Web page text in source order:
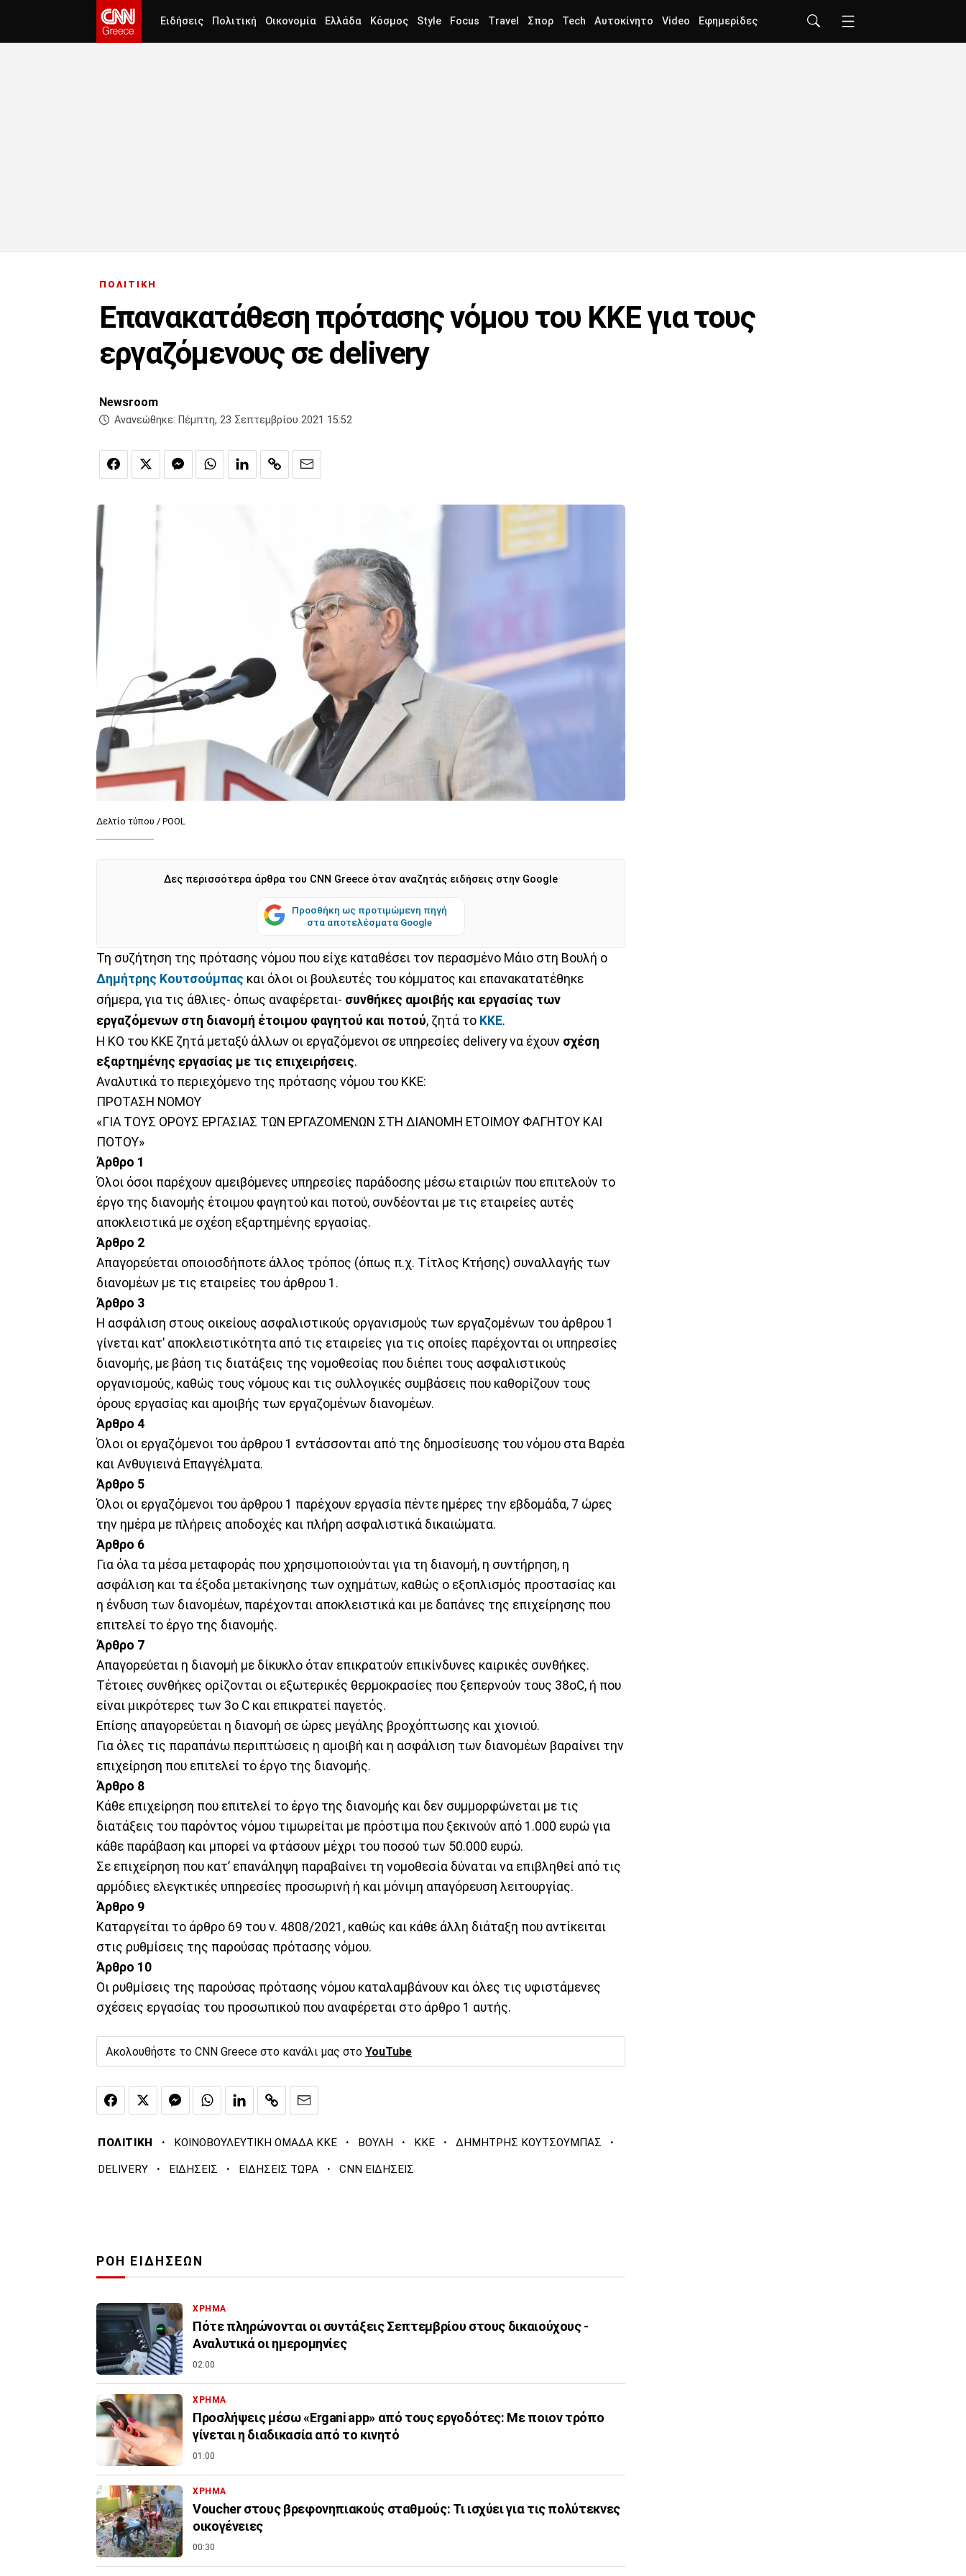
Ειδήσεις Πολιτική Οικονομία Ελλάδα Κόσμος Style Focus Travel Σπορ Tech Αυτοκίνητο Video Εφημερίδες
ΠΟΛΙΤΙΚΗ
Επανακατάθεση πρότασης νόμου του ΚΚΕ για τους
εργαζόμενους σε delivery
Newsroom
Ανανεώθηκε: Πέμπτη, 23 Σεπτεμβρίου 2021 15:52
Δελτίο τύπου / POOL
Δες περισσότερα άρθρα του CNN Greece όταν αναζητάς ειδήσεις στην Google
Προσθήκη ως προτιμώμενη πηγή
στα αποτελέσματα Google
Τη συζήτηση της πρότασης νόμου που είχε καταθέσει τον περασμένο Μάιο στη Βουλή ο
Δημήτρης Κουτσούμπας και όλοι οι βουλευτές του κόμματος και επανακατατέθηκε
σήμερα, για τις άθλιες- όπως αναφέρεται- συνθήκες αμοιβής και εργασίας των
εργαζόμενων στη διανομή έτοιμου φαγητού και ποτού, ζητά το ΚΚΕ.
Η ΚΟ του ΚΚΕ ζητά μεταξύ άλλων οι εργαζόμενοι σε υπηρεσίες delivery να έχουν σχέση
εξαρτημένης εργασίας με τις επιχειρήσεις.
Αναλυτικά το περιεχόμενο της πρότασης νόμου του ΚΚΕ:
ΠΡΟΤΑΣΗ ΝΟΜΟΥ
«ΓΙΑ ΤΟΥΣ ΟΡΟΥΣ ΕΡΓΑΣΙΑΣ ΤΩΝ ΕΡΓΑΖΟΜΕΝΩΝ ΣΤΗ ΔΙΑΝΟΜΗ ΕΤΟΙΜΟΥ ΦΑΓΗΤΟΥ ΚΑΙ
ΠΟΤΟΥ»
Άρθρο 1
​Όλοι όσοι παρέχουν αμειβόμενες υπηρεσίες παράδοσης μέσω εταιριών που επιτελούν το
έργο της διανομής έτοιμου φαγητού και ποτού, συνδέονται με τις εταιρείες αυτές
αποκλειστικά με σχέση εξαρτημένης εργασίας.
Άρθρο 2
​Απαγορεύεται οποιοσδήποτε άλλος τρόπος (όπως π.χ. Τίτλος Κτήσης) συναλλαγής των
διανομέων με τις εταιρείες του άρθρου 1.
Άρθρο 3
​Η ασφάλιση στους οικείους ασφαλιστικούς οργανισμούς των εργαζομένων του άρθρου 1
γίνεται κατ’ αποκλειστικότητα από τις εταιρείες για τις οποίες παρέχονται οι υπηρεσίες
διανομής, με βάση τις διατάξεις της νομοθεσίας που διέπει τους ασφαλιστικούς
οργανισμούς, καθώς τους νόμους και τις συλλογικές συμβάσεις που καθορίζουν τους
όρους εργασίας και αμοιβής των εργαζομένων διανομέων.
Άρθρο 4
​Όλοι οι εργαζόμενοι του άρθρου 1 εντάσσονται από της δημοσίευσης του νόμου στα Βαρέα
και Ανθυγιεινά Επαγγέλματα.
Άρθρο 5
​Όλοι οι εργαζόμενοι του άρθρου 1 παρέχουν εργασία πέντε ημέρες την εβδομάδα, 7 ώρες
την ημέρα με πλήρεις αποδοχές και πλήρη ασφαλιστικά δικαιώματα.
Άρθρο 6
​Για όλα τα μέσα μεταφοράς που χρησιμοποιούνται για τη διανομή, η συντήρηση, η
ασφάλιση και τα έξοδα μετακίνησης των οχημάτων, καθώς ο εξοπλισμός προστασίας και
η ένδυση των διανομέων, παρέχονται αποκλειστικά και με δαπάνες της επιχείρησης που
επιτελεί το έργο της διανομής.
Άρθρο 7
​Απαγορεύεται η διανομή με δίκυκλο όταν επικρατούν επικίνδυνες καιρικές συνθήκες.
Τέτοιες συνθήκες ορίζονται οι εξωτερικές θερμοκρασίες που ξεπερνούν τους 38οC, ή που
είναι μικρότερες των 3ο C και επικρατεί παγετός.
Επίσης απαγορεύεται η διανομή σε ώρες μεγάλης βροχόπτωσης και χιονιού.
Για όλες τις παραπάνω περιπτώσεις η αμοιβή και η ασφάλιση των διανομέων βαραίνει την
επιχείρηση που επιτελεί το έργο της διανομής.
Άρθρο 8
​Κάθε επιχείρηση που επιτελεί το έργο της διανομής και δεν συμμορφώνεται με τις
διατάξεις του παρόντος νόμου τιμωρείται με πρόστιμα που ξεκινούν από 1.000 ευρώ για
κάθε παράβαση και μπορεί να φτάσουν μέχρι του ποσού των 50.000 ευρώ.
Σε επιχείρηση που κατ’ επανάληψη παραβαίνει τη νομοθεσία δύναται να επιβληθεί από τις
αρμόδιες ελεγκτικές υπηρεσίες προσωρινή ή και μόνιμη απαγόρευση λειτουργίας.
Άρθρο 9
Καταργείται το άρθρο 69 του ν. 4808/2021, καθώς και κάθε άλλη διάταξη που αντίκειται
στις ρυθμίσεις της παρούσας πρότασης νόμου.
Άρθρο 10
Οι ρυθμίσεις της παρούσας πρότασης νόμου καταλαμβάνουν και όλες τις υφιστάμενες
σχέσεις εργασίας του προσωπικού που αναφέρεται στο άρθρο 1 αυτής.
Ακολουθήστε το CNN Greece στο κανάλι μας στο YouTube
ΠΟΛΙΤΙΚΗ · ΚΟΙΝΟΒΟΥΛΕΥΤΙΚΗ ΟΜΑΔΑ ΚΚΕ · ΒΟΥΛΗ · ΚΚΕ · ΔΗΜΗΤΡΗΣ ΚΟΥΤΣΟΥΜΠΑΣ ·
DELIVERY · ΕΙΔΗΣΕΙΣ · ΕΙΔΗΣΕΙΣ ΤΩΡΑ · CNN ΕΙΔΗΣΕΙΣ
ΡΟΗ ΕΙΔΗΣΕΩΝ
ΧΡΗΜΑ
Πότε πληρώνονται οι συντάξεις Σεπτεμβρίου στους δικαιούχους -
Αναλυτικά οι ημερομηνίες
02:00
ΧΡΗΜΑ
Προσλήψεις μέσω «Ergani app» από τους εργοδότες: Με ποιον τρόπο
γίνεται η διαδικασία από το κινητό
01:00
ΧΡΗΜΑ
Voucher στους βρεφονηπιακούς σταθμούς: Τι ισχύει για τις πολύτεκνες
οικογένειες
00:30